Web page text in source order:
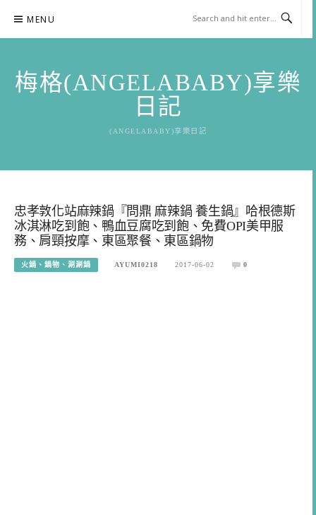
content
MENU
梅格(ANGELABABY)享樂
日記
(ANGELABABY)享樂日記
忠孝敦化站麻辣鍋『問鼎 麻辣鍋 養生鍋』哈根德斯
冰淇淋吃到飽、鴨血豆腐吃到飽、免費OPI美甲服
務、肩頸按摩、東區聚餐、東區鍋物
火鍋、鍋物、涮涮鍋 AYUMI0218 2017-06-02 0